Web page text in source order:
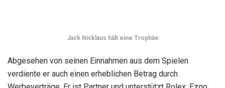
Design, eines der weltweit größten Unternehmen für
Weinsammlung mit Terlatner Weinen.
Mit einem Gewinn von 117 Profiturnieren in seiner